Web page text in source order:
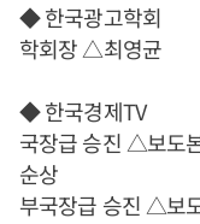
◆ 한국광고학회
학회장 △최영균
◆ 한국경제TV
국장급 승진 △보도
순상
부국장급 승진 △보